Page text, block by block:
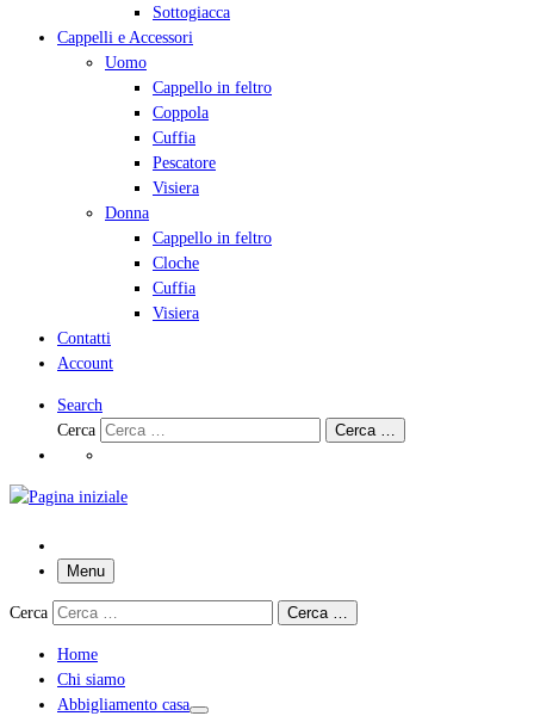
Sottogiacca
Cappelli e Accessori
Uomo
Cappello in feltro
Coppola
Cuffia
Pescatore
Visiera
Donna
Cappello in feltro
Cloche
Cuffia
Visiera
Contatti
Account
Search
Cerca
Cerca …
Menu
Cerca Cerca …
Home
Chi siamo
Abbigliamento casa